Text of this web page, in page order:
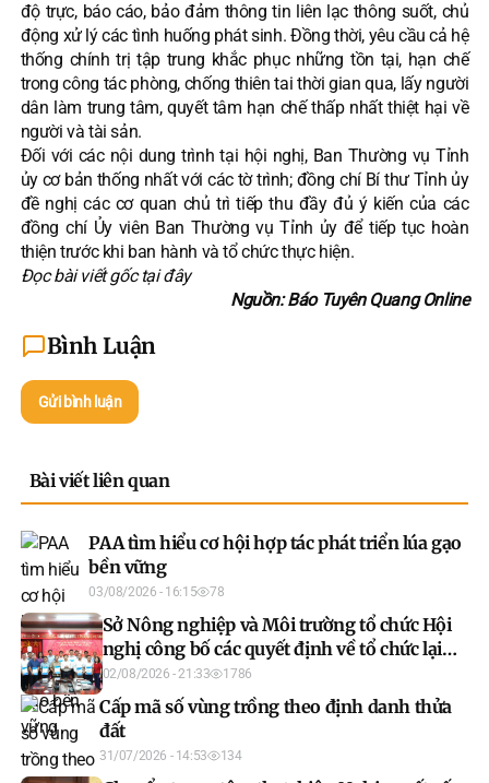
độ trực, báo cáo, bảo đảm thông tin liên lạc thông suốt, chủ
động xử lý các tình huống phát sinh. Đồng thời, yêu cầu cả hệ
thống chính trị tập trung khắc phục những tồn tại, hạn chế
trong công tác phòng, chống thiên tai thời gian qua, lấy người
dân làm trung tâm, quyết tâm hạn chế thấp nhất thiệt hại về
người và tài sản.
Đối với các nội dung trình tại hội nghị, Ban Thường vụ Tỉnh
ủy cơ bản thống nhất với các tờ trình; đồng chí Bí thư Tỉnh ủy
đề nghị các cơ quan chủ trì tiếp thu đầy đủ ý kiến của các
đồng chí Ủy viên Ban Thường vụ Tỉnh ủy để tiếp tục hoàn
thiện trước khi ban hành và tổ chức thực hiện.
Đọc bài viết gốc tại đây
Nguồn: Báo Tuyên Quang Online
Bình Luận
Gửi bình luận
Bài viết liên quan
PAA tìm hiểu cơ hội hợp tác phát triển lúa gạo
bền vững
03/08/2026 - 16:15 78
Sở Nông nghiệp và Môi trường tổ chức Hội
nghị công bố các quyết định về tổ chức lại
đơn vị sự nghiệp công lập và bổ nhiệm lãnh
đạo đơn vị sau sáp nhập
02/08/2026 - 21:33 1786
Cấp mã số vùng trồng theo định danh thửa
đất
31/07/2026 - 14:53 134